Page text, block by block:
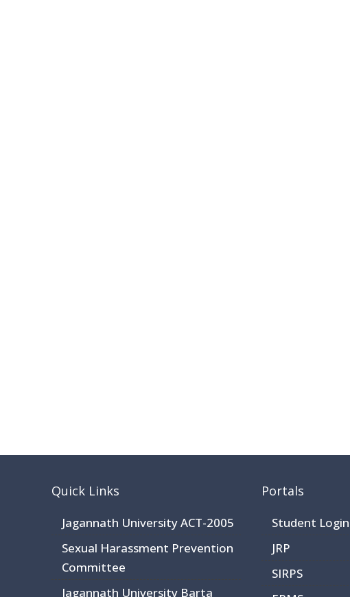
Quick Links
Jagannath University ACT-2005
Sexual Harassment Prevention
Committee
Jagannath University Barta
Portals
Student Login
JRP
SIRPS